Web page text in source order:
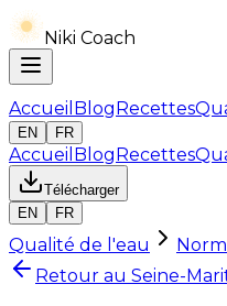
Niki Coach
Accueil BlogRecettes
EN
FR
Accueil BlogRecettes
Télécharger
EN
FR
Qualité de l'eau
Retour au Seine-